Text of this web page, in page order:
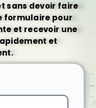
sans devoir faire
formulaire pour
et recevoir une
et